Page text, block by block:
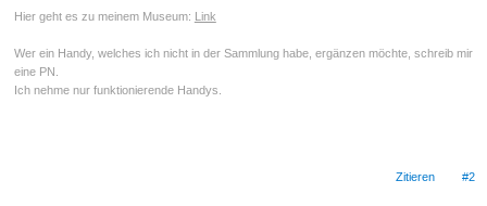
Hier geht es zu meinem Museum: Link
Wer ein Handy, welches ich nicht in der Sammlung habe, ergänzen möchte, schreib mir
eine PN.
Ich nehme nur funktionierende Handys.
Zitieren #2